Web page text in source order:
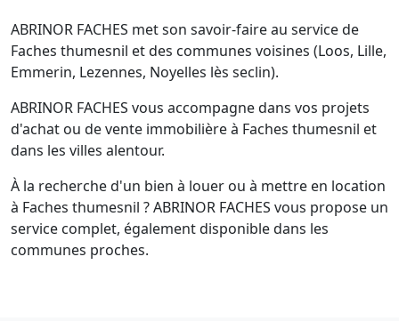
ABRINOR FACHES met son savoir-faire au service de
Faches thumesnil et des communes voisines (Loos, Lille,
Emmerin, Lezennes, Noyelles lès seclin).
ABRINOR FACHES vous accompagne dans vos projets
d'achat ou de vente immobilière à Faches thumesnil et
dans les villes alentour.
À la recherche d'un bien à louer ou à mettre en location
à Faches thumesnil ? ABRINOR FACHES vous propose un
service complet, également disponible dans les
communes proches.